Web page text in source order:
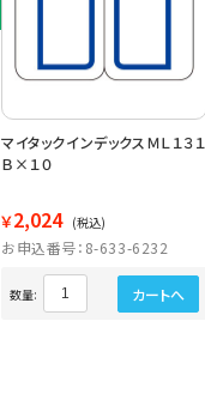
マイタックインデックスＭＬ１３１
Ｂ×１０
￥2,024 (税込)
お申込番号：8-633-6232
数量: カートへ